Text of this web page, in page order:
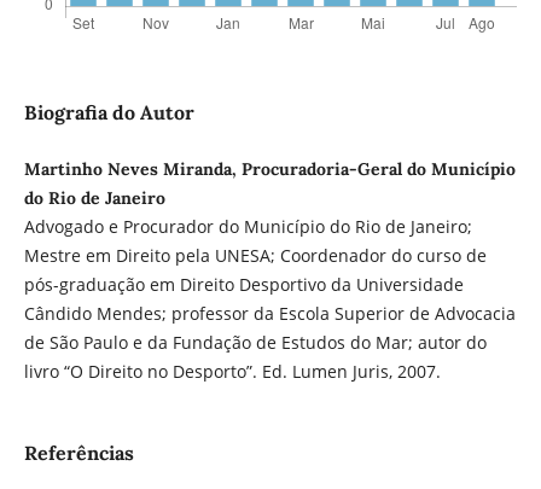
Biografia do Autor
Martinho Neves Miranda, Procuradoria-Geral do Município
do Rio de Janeiro
Advogado e Procurador do Município do Rio de Janeiro;
Mestre em Direito pela UNESA; Coordenador do curso de
pós-graduação em Direito Desportivo da Universidade
Cândido Mendes; professor da Escola Superior de Advocacia
de São Paulo e da Fundação de Estudos do Mar; autor do
livro “O Direito no Desporto”. Ed. Lumen Juris, 2007.
Referências